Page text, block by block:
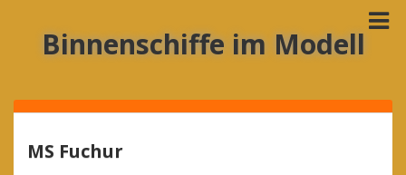
Binnenschiffe im Modell
MS Fuchur